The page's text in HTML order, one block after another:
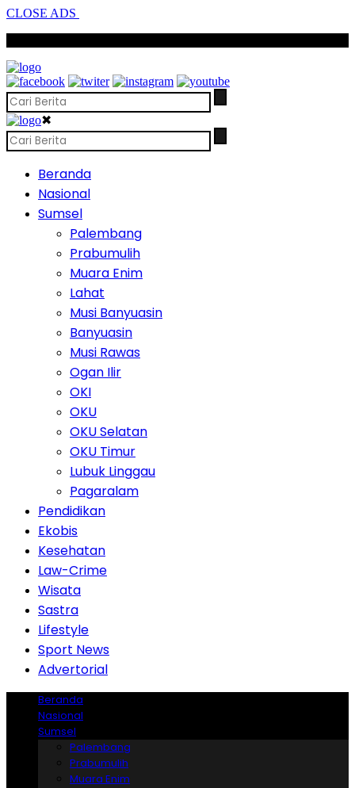
CLOSE ADS
✖
Beranda
Nasional
Sumsel
Palembang
Prabumulih
Muara Enim
Lahat
Musi Banyuasin
Banyuasin
Musi Rawas
Ogan Ilir
OKI
OKU
OKU Selatan
OKU Timur
Lubuk Linggau
Pagaralam
Pendidikan
Ekobis
Kesehatan
Law-Crime
Wisata
Sastra
Lifestyle
Sport News
Advertorial
Beranda
Nasional
Sumsel
Palembang
Prabumulih
Muara Enim